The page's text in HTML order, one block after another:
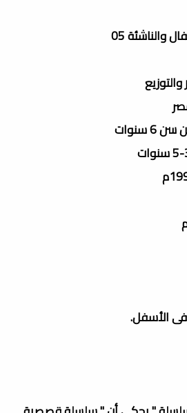
والناشئة 05
سنوات
فى الأسفل.